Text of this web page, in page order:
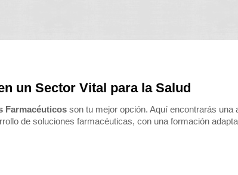
un Sector Vital para la Salud
Farmacéuticos son tu mejor opción. Aquí encontrarás una
de soluciones farmacéuticas, con una formación